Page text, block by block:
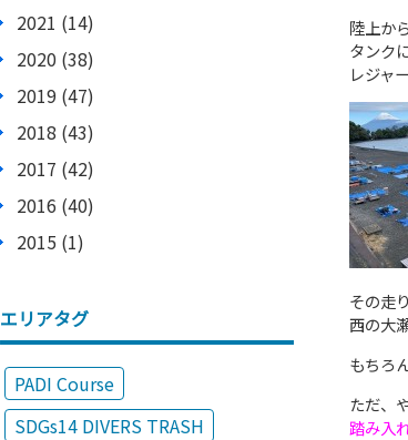
陸上か
タンク
レジャ
その走
西の大
もちろ
ただ、
踏み入
2021 (14)
2020 (38)
2019 (47)
2018 (43)
2017 (42)
2016 (40)
2015 (1)
エリアタグ
PADI Course
SDGs14 DIVERS TRASH